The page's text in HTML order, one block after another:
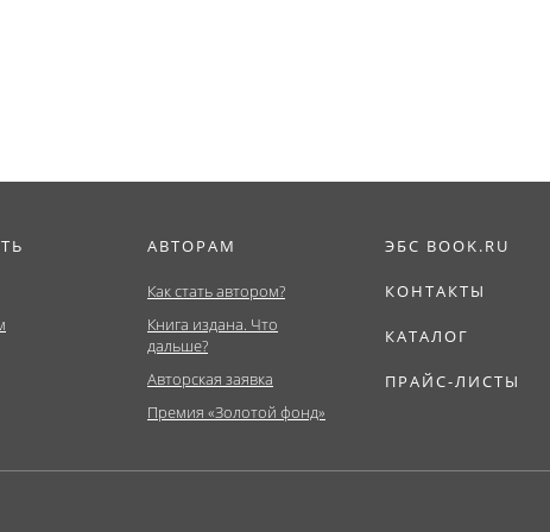
АВТОРАМ
Как стать автором?
Книга издана. Что
дальше?
Авторская заявка
Премия «Золотой фонд»
ЭБС BOOK.RU
КОНТАКТЫ
КАТАЛОГ
ПРАЙС-ЛИСТЫ